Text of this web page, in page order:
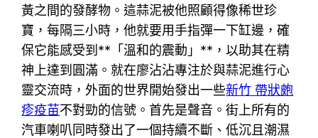
黃之間的發酵物。這蒜泥被他照顧得像稀世珍
寶，每隔三小時，他就要用手指彈一下缸邊，確
保它能感受到**「溫和的震動」**，以助其在精
神上達到圓滿。就在廖沾沾專注於與蒜泥進行心
靈交流時，外面的世界開始發出一些新竹 帶狀皰
疹疫苗不對勁的信號。首先是聲音。街上所有的
汽車喇叭同時發出了一個持續不斷、低沉且潮濕